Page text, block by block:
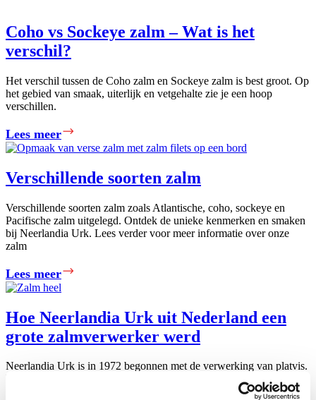
Coho vs Sockeye zalm – Wat is het
verschil?
Het verschil tussen de Coho zalm en Sockeye zalm is best groot. Op
het gebied van smaak, uiterlijk en vetgehalte zie je een hoop
verschillen.
Lees meer
vs
zalm
–
Wat
is
het
Verschillende soorten zalm
Verschillende soorten zalm zoals Atlantische, coho, sockeye en
Pacifische zalm uitgelegd. Ontdek de unieke kenmerken en smaken
bij Neerlandia Urk. Lees verder voor meer informatie over onze
zalm
Lees meer
Hoe Neerlandia Urk uit Nederland een
grote zalmverwerker werd
Neerlandia Urk is in 1972 begonnen met de verwerking van platvis.
Door stringentere overheidsmaatregelen voor de vangst van platvis
is Neerlandia begonnen met het verwerken van zalm.